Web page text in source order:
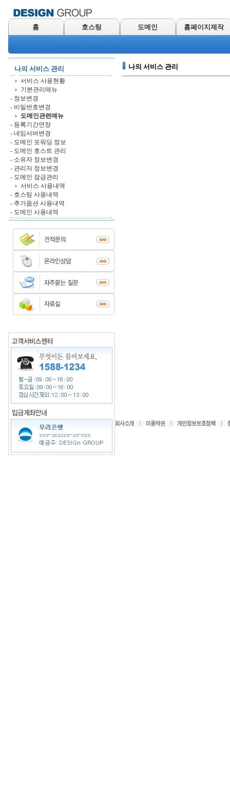
홈 호스팅 도메인 홈페이지제작
나의 서비스 관리
서비스 사용현황
기본관리메뉴
- 정보변경
- 비밀번호변경
도메인관련메뉴
- 등록기간연장
- 네임서버변경
- 도메인 포워딩 정보
- 도메인 호스트 관리
- 소유자 정보변경
- 관리자 정보변경
- 도메인 잠금관리
서비스 사용내역
- 호스팅 사용내역
- 추가옵션 사용내역
- 도메인 사용내역
나의 서비스 관리